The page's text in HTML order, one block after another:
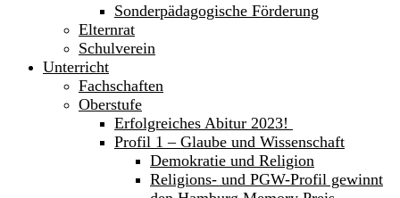
Sonderpädagogische Förderung
Elternrat
Schulverein
Unterricht
Fachschaften
Oberstufe
Erfolgreiches Abitur 2023!
Profil 1 – Glaube und Wissenschaft
Demokratie und Religion
Religions- und PGW-Profil gewinnt